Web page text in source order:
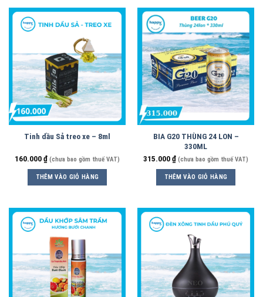
Tinh dầu Sả treo xe – 8ml
160.000₫ (chưa bao gồm thuế VAT)
THÊM VÀO GIỎ HÀNG
BIA G20 THÙNG 24 LON –
330ML
315.000₫ (chưa bao gồm thuế VAT)
THÊM VÀO GIỎ HÀNG